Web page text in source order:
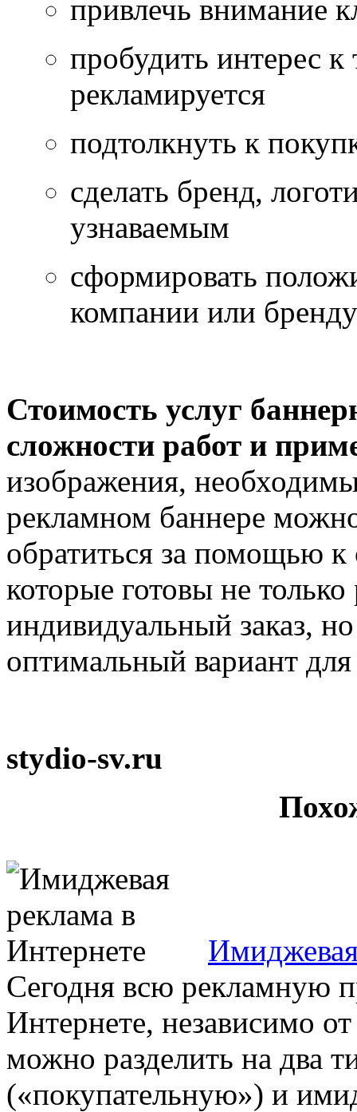
привлечь внимание
пробудить интерес к
рекламируется
подтолкнуть к
сделать бренд,
узнаваемым
сформировать
компании или бренду
Стоимость услуг
сложности работ и
изображения,
рекламном баннере
обратиться за помощью
которые готовы не только
индивидуальный заказ,
оптимальный вариант
stydio-sv.ru
Сегодня всю рекламную
Интернете, независимо
можно разделить на два
(«покупательную») и